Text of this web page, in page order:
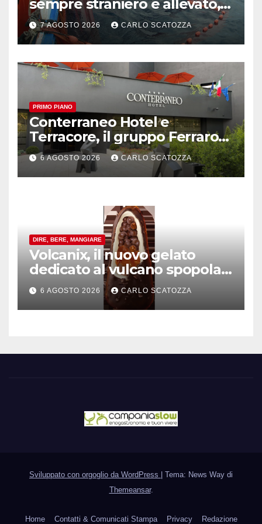
sempre straniero e allevato,
in sofferenza
7 AGOSTO 2026 CARLO SCATOZZA
PRIMO PIANO
Conterraneo Hotel e
Terracore, il gruppo Ferraro
amplia l’ ospitalità e il gusto
alle porte di Caserta
6 AGOSTO 2026 CARLO SCATOZZA
DIRE, BERE, MANGIARE
Volcanix, il nuovo gelato
dedicato al vulcano spopola,
è nato a Caivano
6 AGOSTO 2026 CARLO SCATOZZA
Sviluppato con orgoglio da WordPress
Tema: News Way di
Themeansar.
Home Contatti & Comunicati Stampa Privacy Redazione